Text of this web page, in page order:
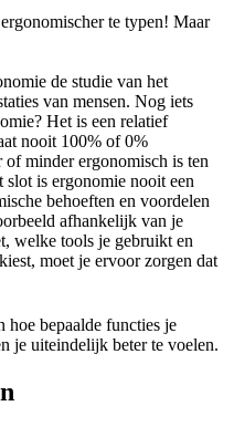
te typen! Maar
de studie van het
van mensen. Nog iets
Het is een relatief
nooit 100% of 0%
minder ergonomisch is ten
slot is ergonomie nooit een
behoeften en voordelen
afhankelijk van je
welke tools je gebruikt en
moet je ervoor zorgen dat
hoe bepaalde functies je
je uiteindelijk beter te voelen.